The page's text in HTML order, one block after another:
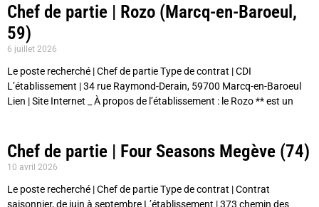
Chef de partie | Rozo (Marcq-en-Baroeul,
59)
6 juillet 2026
Le poste recherché | Chef de partie Type de contrat | CDI
L’établissement | 34 rue Raymond-Derain, 59700 Marcq-en-Baroeul
Lien | Site Internet _ À propos de l’établissement : le Rozo ** est un
Chef de partie | Four Seasons Megève (74)
10 avril 2026
Le poste recherché | Chef de partie Type de contrat | Contrat
saisonnier, de juin à septembre L’établissement | 373 chemin des